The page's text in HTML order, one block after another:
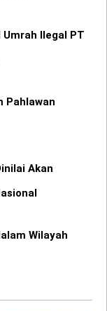
Ilegal PT
Pahlawan
Akan
Wilayah